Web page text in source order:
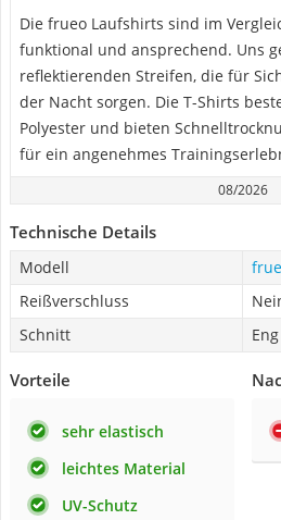
Die frueo Laufshirts sind im
funktional und ansprechend. Uns
reflektierenden Streifen, die für
der Nacht sorgen. Die T-Shirts
Polyester und bieten
für ein angenehmes
08/2026
Technische Details
Modell
Reißverschluss
Schnitt
Eng
Vorteile
sehr elastisch
leichtes Material
UV-Schutz